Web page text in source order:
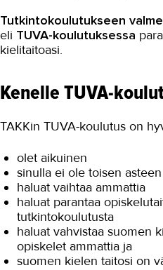
Tutkintokoulutukseen
eli TUVA-koulutuksessa
kielitaitoasi.
Kenelle TUVA-
TAKKin TUVA-koulutus on
olet aikuinen
sinulla ei ole toisen
haluat vaihtaa ammattia
haluat parantaa
tutkintokoulutusta
haluat vahvistaa suomen
opiskelet ammattia ja
suomen kielen taitosi on